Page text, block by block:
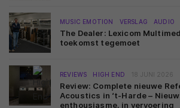
MUSIC EMOTION VERSLAG AUDIO
The Dealer: Lexicom
toekomst tegemoet
REVIEWS HIGH END 18 JUNI 2026
Review: Complete nieuwe
Acoustics in ‘t-Harde –
enthousiasme, in vervoering